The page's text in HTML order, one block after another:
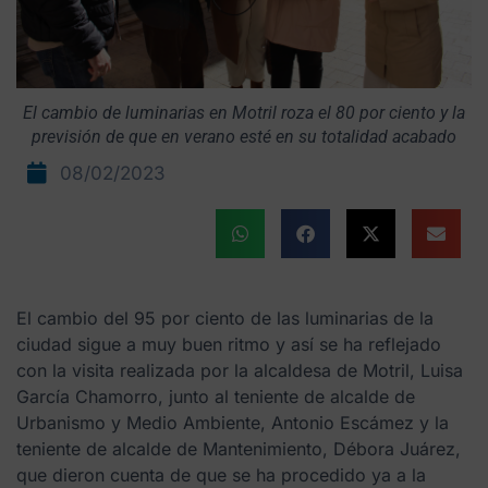
El cambio de luminarias en Motril roza el 80 por ciento y la
previsión de que en verano esté en su totalidad acabado
08/02/2023
El cambio del 95 por ciento de las luminarias de la
ciudad sigue a muy buen ritmo y así se ha reflejado
con la visita realizada por la alcaldesa de Motril, Luisa
García Chamorro, junto al teniente de alcalde de
Urbanismo y Medio Ambiente, Antonio Escámez y la
teniente de alcalde de Mantenimiento, Débora Juárez,
que dieron cuenta de que se ha procedido ya a la